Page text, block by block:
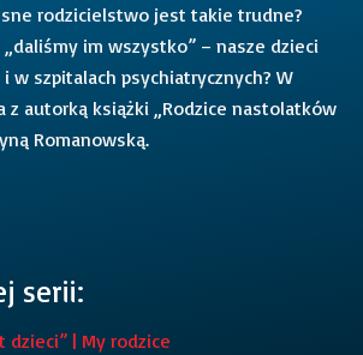
rodzicielstwo jest takie trudne?
„daliśmy im wszystko” – nasze dzieci
w szpitalach psychiatrycznych? W
z autorką książki „Rodzice nastolatków
Romanowską.
serii:
dzieci” | My rodzice